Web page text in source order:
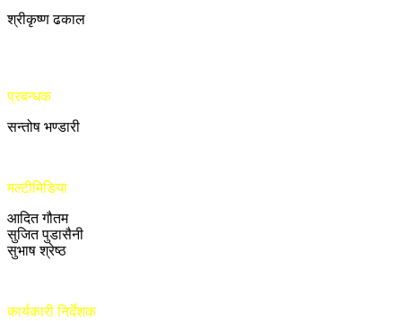
श्रीकृष्ण ढकाल
प्रबन्धक
सन्तोष भण्डारी
मल्टीमिडिया
आदित गौतम
सुजित पुडासैनी
सुभाष श्रेष्ठ
कार्यकारी निर्देशक